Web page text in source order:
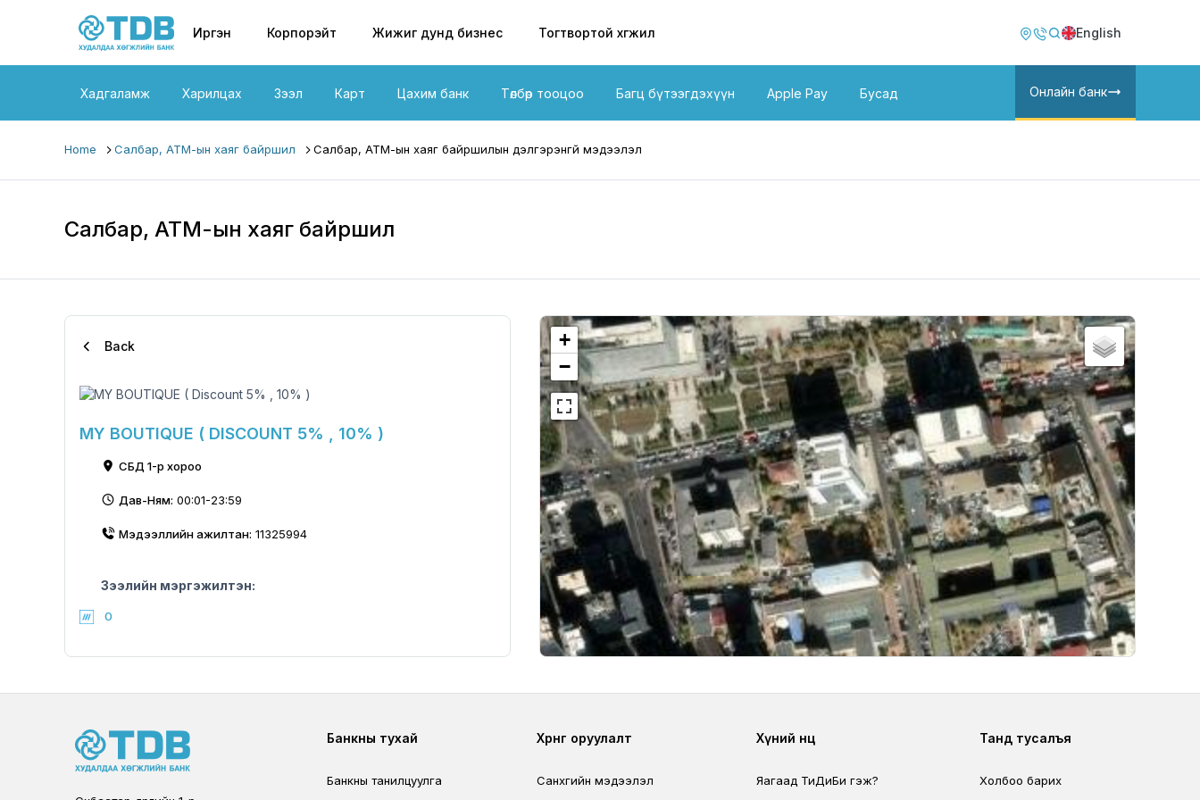
Иргэн Корпорэйт Жижиг дунд бизнес Тогтвортой хөгжил Image
Image English
Хадгаламж Харилцах Зээл Карт Цахим банк Төлбөр тооцоо Багц бүтээгдэхүүн Apple Pay Бусад Онлайн банк
Home Салбар, АТМ-ын хаяг байршил Салбар, АТМ-ын хаяг байршилын дэлгэрэнгүй мэдээлэл
Салбар, АТМ-ын хаяг байршил
Back
MY BOUTIQUE ( DISCOUNT 5% , 10% )
СБД 1-р хороо
Дав-Ням: 00:01-23:59
Мэдээллийн ажилтан: 11325994
Зээлийн мэргэжилтэн:
0
+
−
Footer
Банкны тухай
Банкны танилцуулга
Footer third
Хөрөнгө оруулалт
Санхүүгийн мэдээлэл
Footer second
Хүний нөөц
Яагаад ТиДиБи гэж?
Footer fourth
Танд тусалъя
Холбоо барих